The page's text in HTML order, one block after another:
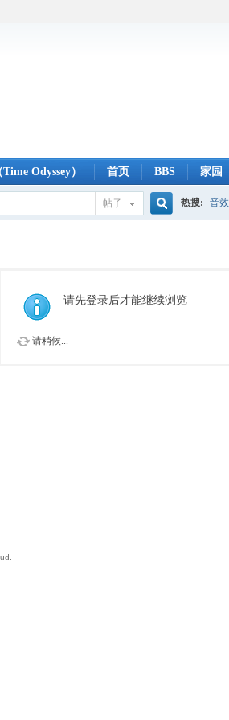
Odyssey） 首页 BBS 家园
帖子
索
热搜: 音效
请先登录后才能继续浏览
请稍候...